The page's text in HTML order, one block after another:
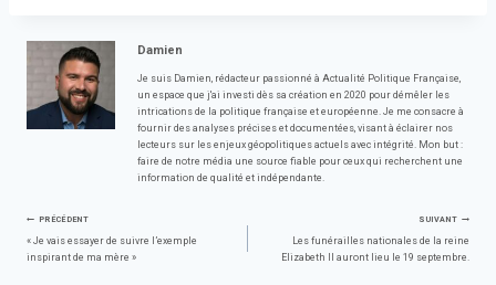
Damien
Je suis Damien, rédacteur passionné à Actualité Politique Française,
un espace que j'ai investi dès sa création en 2020 pour démêler les
intrications de la politique française et européenne. Je me consacre à
fournir des analyses précises et documentées, visant à éclairer nos
lecteurs sur les enjeux géopolitiques actuels avec intégrité. Mon but :
faire de notre média une source fiable pour ceux qui recherchent une
information de qualité et indépendante.
Navigation
PRÉCÉDENT
« Je vais essayer de suivre l’exemple
inspirant de ma mère »
SUIVANT
Les funérailles nationales de la reine
Elizabeth II auront lieu le 19 septembre.